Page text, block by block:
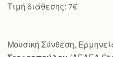
Τιμή διάθεσης: 7€
Μουσική Σύνθεση,